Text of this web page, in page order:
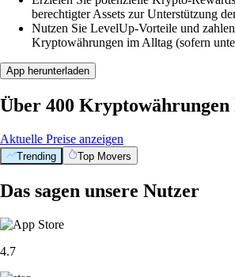
berechtigter Assets zur Unterstützung
Nutzen Sie LevelUp-Vorteile und
Kryptowährungen im Alltag (sofern
App herunterladen
Über 400 Kryptowährungen
Aktuelle Preise anzeigen
Trending Top Movers
Das sagen unsere Nutzer
4.7